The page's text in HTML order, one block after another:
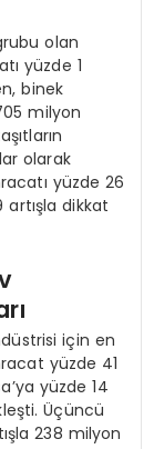
olan
yüzde 1
binek
milyon
olarak
yüzde 26
dikkat
için en
yüzde 41
yüzde 14
Üçüncü
238 milyon